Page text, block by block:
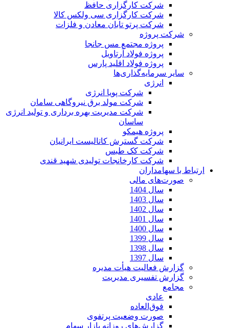
شرکت کارگزاری حافظ
شرکت کارگزاری سی ولکس کالا
شرکت پرتو تابان معادن و فلزات
شرکت پروژه
پروژه مجتمع مس جانجا
پروژه فولاد آرتاویل
پروژه فولاد اقلید پارس
سایر سرمایه‌گذاری‌ها
انرژی
شرکت پویا انرژی
شرکت مولد برق نیروگاهی سامان
شرکت مدیریت بهره برداری و تولید انرژی
ساسان
پروژه هیمکو
شرکت گسترش کاتالیست ایرانیان
شرکت کک طبس
شرکت کارخانجات تولیدی شهید قندی
ارتباط با سهامداران
صورت‌های مالی
سال 1404
سال 1403
سال 1402
سال 1401
سال 1400
سال 1399
سال 1398
سال 1397
گزارش فعالیت هیأت مدیره
گزارش تفسیری مدیریت
مجامع
عادی
فوق‌العاده
صورت وضعیت پرتفوی
گزارش‌های روزانه بازار سهام